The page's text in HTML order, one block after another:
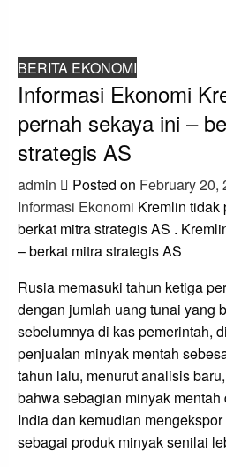
BERITA EKONOMI
Informasi Ekonomi
pernah sekaya ini –
strategis AS
admin Posted on February 20,
Informasi Ekonomi Kremlin tidak
berkat mitra strategis AS .
– berkat mitra strategis AS
Rusia memasuki tahun ketiga
dengan jumlah uang tunai yang
sebelumnya di kas pemerintah,
penjualan minyak mentah
tahun lalu, menurut analisis
bahwa sebagian minyak
India dan kemudian
sebagai produk minyak senilai